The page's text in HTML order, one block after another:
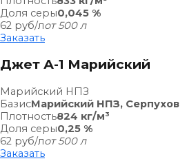
Доля серы0,045 %
62 руб/лот 500 л
Заказать
Джет А-1 Марийский
Марийский НПЗ
БазисМарийский НПЗ, Серпухов
Плотность824 кг/м³
Доля серы0,25 %
62 руб/лот 500 л
Заказать